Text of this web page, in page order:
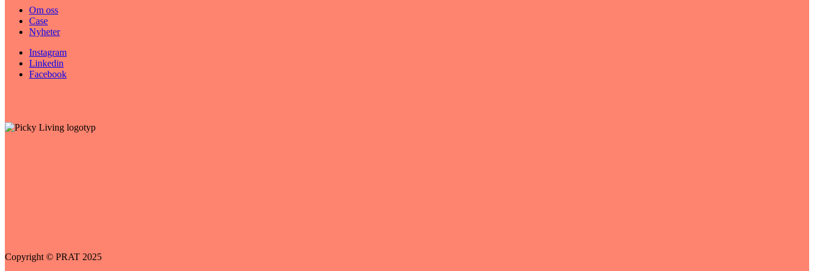
Om oss
Case
Nyheter
Instagram
Linkedin
Facebook
Copyright © PRAT 2025